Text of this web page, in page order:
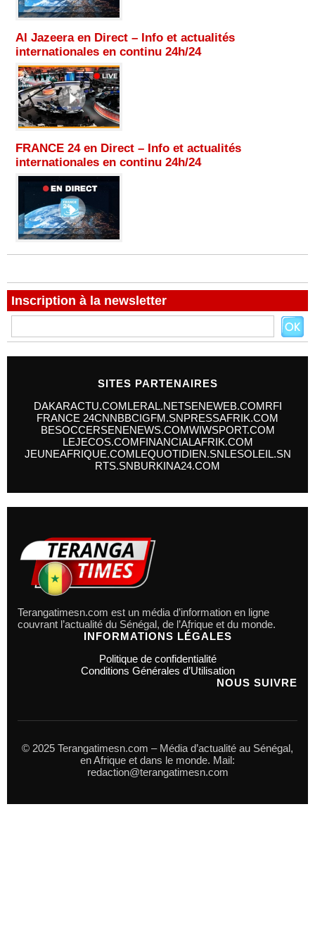
Al Jazeera en Direct – Info et actualités
internationales en continu 24h/24
FRANCE 24 en Direct – Info et actualités
internationales en continu 24h/24
Inscription à la newsletter
SITES PARTENAIRES
DAKARACTU.COMLERAL.NETSENEWEB.COMRFI
FRANCE 24CNNBBCIGFM.SNPRESSAFRIK.COM
BESOCCERSENENEWS.COMWIWSPORT.COM
LEJECOS.COMFINANCIALAFRIK.COM
JEUNEAFRIQUE.COMLEQUOTIDIEN.SNLESOLEIL.SN
RTS.SNBURKINA24.COM
Terangatimesn.com est un média d’information en ligne
couvrant l’actualité du Sénégal, de l’Afrique et du monde.
INFORMATIONS LÉGALES
Politique de confidentialité
Conditions Générales d’Utilisation
NOUS SUIVRE
© 2025 Terangatimesn.com – Média d’actualité au Sénégal,
en Afrique et dans le monde. Mail:
redaction@terangatimesn.com